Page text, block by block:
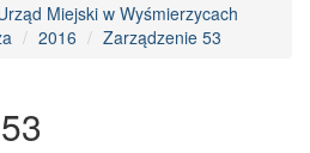
Miejski w Wyśmierzycach
2016 Zarządzenie 53